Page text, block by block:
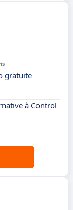
gratuite
à Control